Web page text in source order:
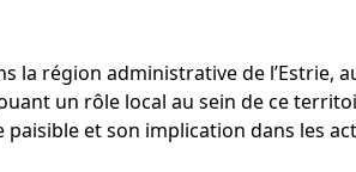
la région administrative de l’Estrie,
un rôle local au sein de ce
et son implication dans les